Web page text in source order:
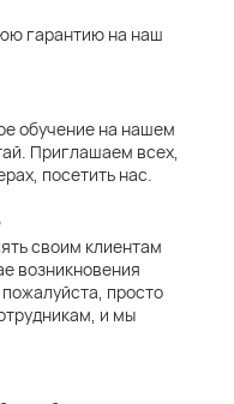
гарантию на наш
обучение на нашем
Приглашаем всех,
посетить нас.
своим клиентам
возникновения
просто
и мы